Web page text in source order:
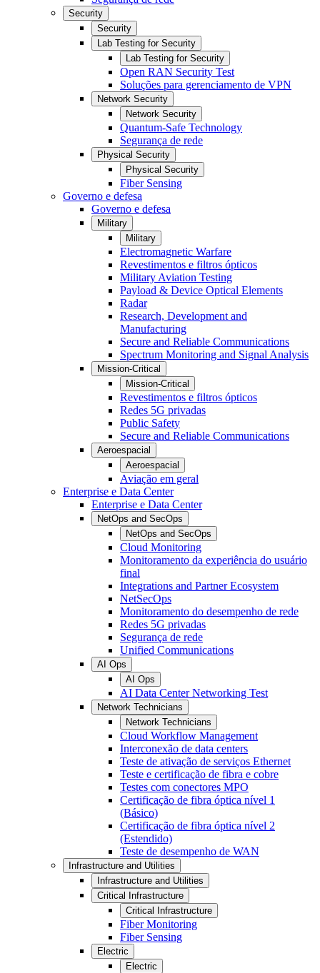
Security
Security
Lab Testing for Security
Lab Testing for Security
Open RAN Security Test
Soluções para gerenciamento de VPN
Network Security
Network Security
Quantum-Safe Technology
Segurança de rede
Physical Security
Physical Security
Fiber Sensing
Governo e defesa
Governo e defesa
Military
Military
Electromagnetic Warfare
Revestimentos e filtros ópticos
Military Aviation Testing
Payload & Device Optical Elements
Radar
Research, Development and
Manufacturing
Secure and Reliable Communications
Spectrum Monitoring and Signal Analysis
Mission-Critical
Mission-Critical
Revestimentos e filtros ópticos
Redes 5G privadas
Public Safety
Secure and Reliable Communications
Aeroespacial
Aeroespacial
Aviação em geral
Enterprise e Data Center
Enterprise e Data Center
NetOps and SecOps
NetOps and SecOps
Cloud Monitoring
Monitoramento da experiência do usuário
final
Integrations and Partner Ecosystem
NetSecOps
Monitoramento do desempenho de rede
Redes 5G privadas
Segurança de rede
Unified Communications
AI Ops
AI Ops
AI Data Center Networking Test
Network Technicians
Network Technicians
Cloud Workflow Management
Interconexão de data centers
Teste de ativação de serviços Ethernet
Teste e certificação de fibra e cobre
Testes com conectores MPO
Certificação de fibra óptica nível 1
(Básico)
Certificação de fibra óptica nível 2
(Estendido)
Teste de desempenho de WAN
Infrastructure and Utilities
Infrastructure and Utilities
Critical Infrastructure
Critical Infrastructure
Fiber Monitoring
Fiber Sensing
Electric
Electric